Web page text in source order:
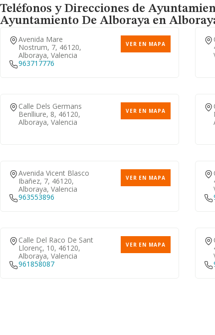
Teléfonos y Direcciones de
Ayuntamiento De Alborayaen
Avenida Mare
Nostrum, 7, 46120,
Alboraya, Valencia
VER EN MAPA
963717776
Calle Dels Germans
Benlliure, 8, 46120,
Alboraya, Valencia
VER EN MAPA
Avenida Vicent Blasco
Ibañez, 7, 46120,
Alboraya, Valencia
VER EN MAPA
963553896
Calle Del Raco De Sant
Llorenç, 10, 46120,
Alboraya, Valencia
VER EN MAPA
961858087